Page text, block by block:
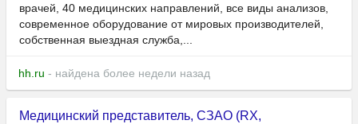
врачей, 40 медицинских направлений, все виды анализов,
современное оборудование от мировых производителей,
собственная выездная служба,...
hh.ru - найдена более недели назад
Медицинский представитель, СЗАО (RX,